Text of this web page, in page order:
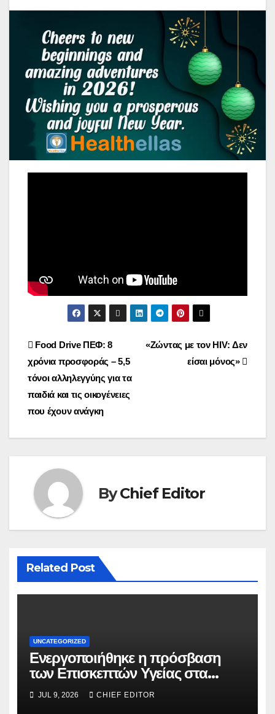
Post
navigation
«Ζώντας με τον HIV: Δεν
είσαι μόνος»
Food Drive ΠΕΦ: 8
χρόνια προσφοράς – 5,5
τόνοι αλληλεγγύης για τα
παιδιά και τις οικογένειες
που έχουν ανάγκη
ByChief Editor
Related Post
UNCATEGORIZED
Ενεργοποιήθηκε η πρόσβαση
των Επισκεπτών Υγείας στα
Εθνικά Μητρώα Εμβολιασμών
Παιδιών, Εφήβων και Ενηλίκων
JUL 9, 2026 CHIEF EDITOR